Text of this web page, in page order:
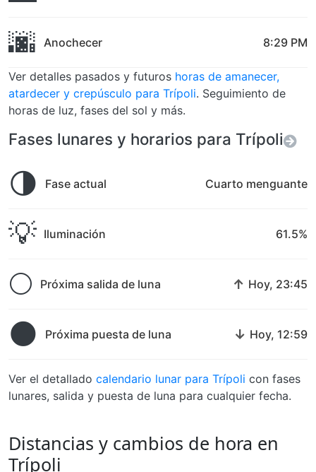
🌆 Anochecer 8:29 PM
Ver detalles pasados y futuros horas de amanecer,
atardecer y crepúsculo para Trípoli. Seguimiento de
horas de luz, fases del sol y más.
Fases lunares y horarios para Trípoli
🌗 Fase actual Cuarto menguante
💡 Iluminación 61.5%
🌕 Próxima salida de luna ↑ Hoy, 23:45
🌑 Próxima puesta de luna ↓ Hoy, 12:59
Ver el detallado calendario lunar para Trípoli con fases
lunares, salida y puesta de luna para cualquier fecha.
Distancias y cambios de hora en
Trípoli